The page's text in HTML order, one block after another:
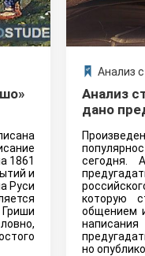
1861
и
Руси
Анализ
Анализ
дано
сегодня.
которую
общением
но